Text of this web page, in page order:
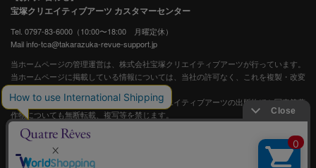
宝塚クリエイティブアーツ カスタマーセンター
Tel. 0797-83-6000（10:00〜18:00 月曜定休）
Mail info-tca@takarazuka-revue-support.jp
当ホームページの管理運営は、株式会社宝塚クリエイティブアーツが行っています。
当ホームページに掲載している情報については、当社の許可なく、これを複製・改変
することを固く禁止します。
また、阪急電鉄並びに宝塚歌劇団、宝塚クリエイティブアーツの出版物ほか写真等著
作物についても無断転載、複写等を禁じます。
宝塚歌劇公式ホームページ
JASRAC許諾番号：S0507081515